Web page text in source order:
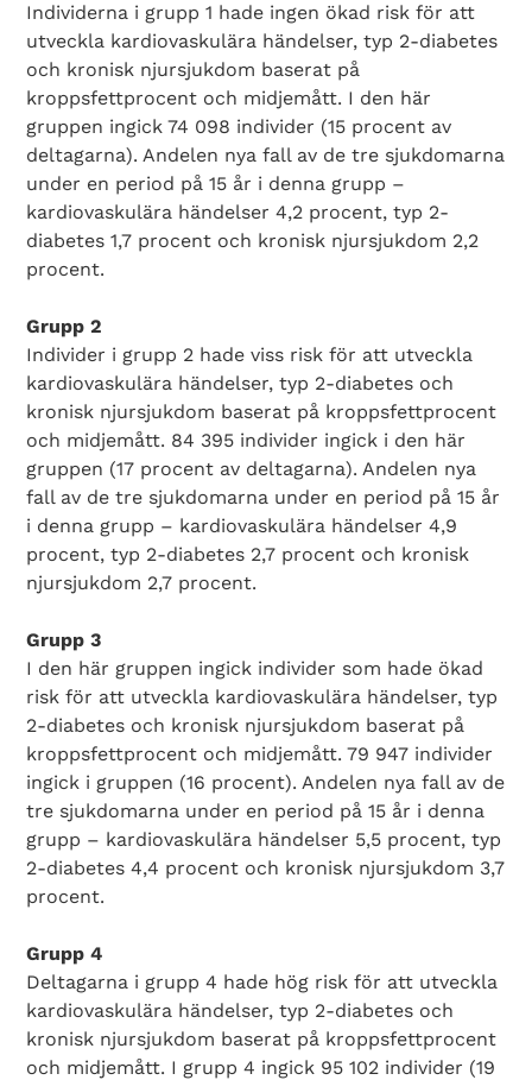
Individerna i grupp 1 hade ingen ökad risk för att
utveckla kardiovaskulära händelser, typ 2-diabetes
och kronisk njursjukdom baserat på
kroppsfettprocent och midjemått. I den här
gruppen ingick 74 098 individer (15 procent av
deltagarna). Andelen nya fall av de tre sjukdomarna
under en period på 15 år i denna grupp –
kardiovaskulära händelser 4,2 procent, typ 2-
diabetes 1,7 procent och kronisk njursjukdom 2,2
procent.
Grupp 2
Individer i grupp 2 hade viss risk för att utveckla
kardiovaskulära händelser, typ 2-diabetes och
kronisk njursjukdom baserat på kroppsfettprocent
och midjemått. 84 395 individer ingick i den här
gruppen (17 procent av deltagarna). Andelen nya
fall av de tre sjukdomarna under en period på 15 år
i denna grupp – kardiovaskulära händelser 4,9
procent, typ 2-diabetes 2,7 procent och kronisk
njursjukdom 2,7 procent.
Grupp 3
I den här gruppen ingick individer som hade ökad
risk för att utveckla kardiovaskulära händelser, typ
2-diabetes och kronisk njursjukdom baserat på
kroppsfettprocent och midjemått. 79 947 individer
ingick i gruppen (16 procent). Andelen nya fall av de
tre sjukdomarna under en period på 15 år i denna
grupp – kardiovaskulära händelser 5,5 procent, typ
2-diabetes 4,4 procent och kronisk njursjukdom 3,7
procent.
Grupp 4
Deltagarna i grupp 4 hade hög risk för att utveckla
kardiovaskulära händelser, typ 2-diabetes och
kronisk njursjukdom baserat på kroppsfettprocent
och midjemått. I grupp 4 ingick 95 102 individer (19